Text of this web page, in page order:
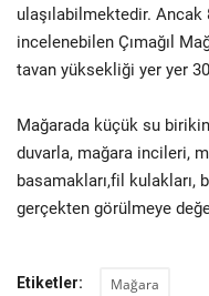
ulaşılabilmektedir.
incelenebilen Çımağıl
tavan yüksekliği yer yer
Mağarada küçük su
duvarla, mağara incileri,
basamakları,fil kulakları,
gerçekten görülmeye
Etiketler: Mağara